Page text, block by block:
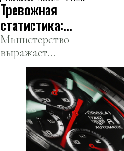
Тревожная
статистика:
МВД Казахстана
обратилось к
родителям
Министерство
выражает
обеспокоенность
ростом
наркопреступлений
среди подростков.